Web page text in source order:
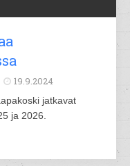
19.9.2024
jatkavat
ja 2026.